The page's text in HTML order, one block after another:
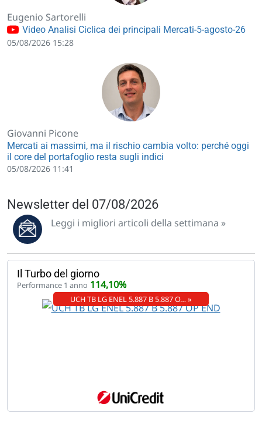
Eugenio Sartorelli
Video Analisi Ciclica dei principali Mercati-5-agosto-26
05/08/2026 15:28
Giovanni Picone
Mercati ai massimi, ma il rischio cambia volto: perché oggi
il core del portafoglio resta sugli indici
05/08/2026 11:41
Newsletter del 07/08/2026
Leggi i migliori articoli della settimana »
Il Turbo del giorno
Performance 1 anno 114,10%
UCH TB LG ENEL 5.887 B 5.887 O… »